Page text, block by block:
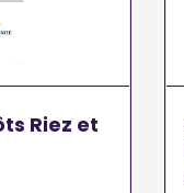
Riez et